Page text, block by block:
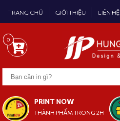
TRANG CHỦ GIỚI THIỆU LIÊN HỆ
0
PRINT NOW
THÀNH PHẨM TRONG 2H